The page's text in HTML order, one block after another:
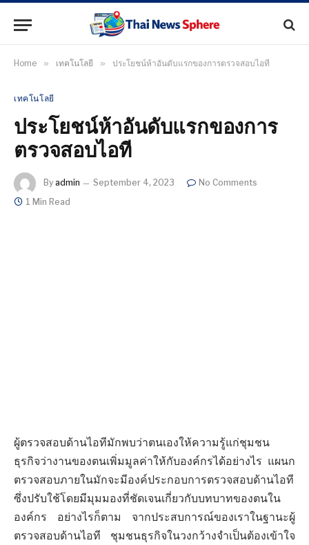
Home » เทคโนโลยี » ประโยชน์ห้าอันดับแรกของการตรวจสอบไอที
เทคโนโลยี
ประโยชน์ห้าอันดับแรกของการ
ตรวจสอบไอที
By admin September 4, 2023
No Comments
1 Min Read
ผู้ตรวจสอบด้านไอทีมักพบว่าตนเองให้ความรู้แก่ชุมชน
ธุรกิจว่างานของตนเพิ่มมูลค่าให้กับองค์กรได้อย่างไร แผนก
ตรวจสอบภายในมักจะมีองค์ประกอบการตรวจสอบด้านไอที
ซึ่งปรับใช้โดยมีมุมมองที่ชัดเจนเกี่ยวกับบทบาทของตนใน
องค์กร อย่างไรก็ตาม จากประสบการณ์ของเราในฐานะผู้
ตรวจสอบด้านไอที ชุมชนธุรกิจในวงกว้างจำเป็นต้องเข้าใจ